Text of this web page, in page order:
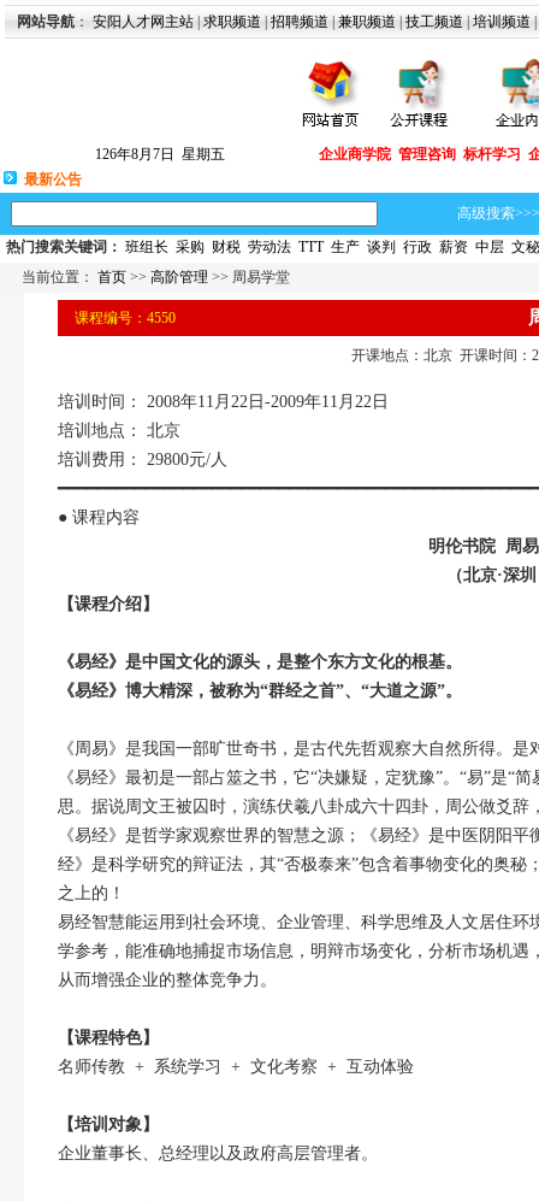
网站导航： 安阳人才网主站 求职频道 招聘频道 兼职频道 技工频道 培训频道
126年8月7日 星期五 企业商学院 管理咨询 标杆学习
最新公告
高级搜索>>>
热门搜索关键词： 班组长 采购 财税 劳动法 TTT 生产 谈判 行政 薪资 中层 文秘
当前位置： 首页 >> 高阶管理 >> 周易学堂
课程编号：4550
开课地点：北京 开课时间：
培训时间： 2008年11月22日-2009年11月22日
培训地点： 北京
培训费用： 29800元/人
● 课程内容
明伦书院 周易
（北京·深
【课程介绍】
《易经》是中国文化的源头，是整个东方文化的根基。
《易经》博大精深，被称为“群经之首”、“大道之源”。
《周易》是我国一部旷世奇书，是古代先哲观察大自然所得。
《易经》最初是一部占筮之书，它“决嫌疑，定犹豫”。“易”是“
思。据说周文王被囚时，演练伏羲八卦成六十四卦，周公做爻辞
《易经》是哲学家观察世界的智慧之源；《易经》是中医阴阳
经》是科学研究的辩证法，其“否极泰来”包含着事物变化的奥
之上的！
易经智慧能运用到社会环境、企业管理、科学思维及人文居住
学参考，能准确地捕捉市场信息，明辩市场变化，分析市场机
从而增强企业的整体竞争力。
【课程特色】
名师传教 + 系统学习 + 文化
【培训对象】
企业董事长、总经理以及政府高层管理者。